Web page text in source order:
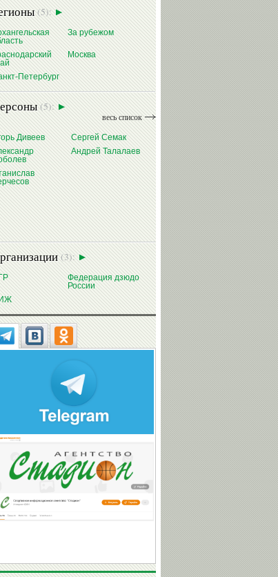
(5):
За рубежом
Москва
Петербург
(5):
весь список
Дивеев
Сергей Семак
Андрей Талалаев
(3):
Федерация дзюдо
России